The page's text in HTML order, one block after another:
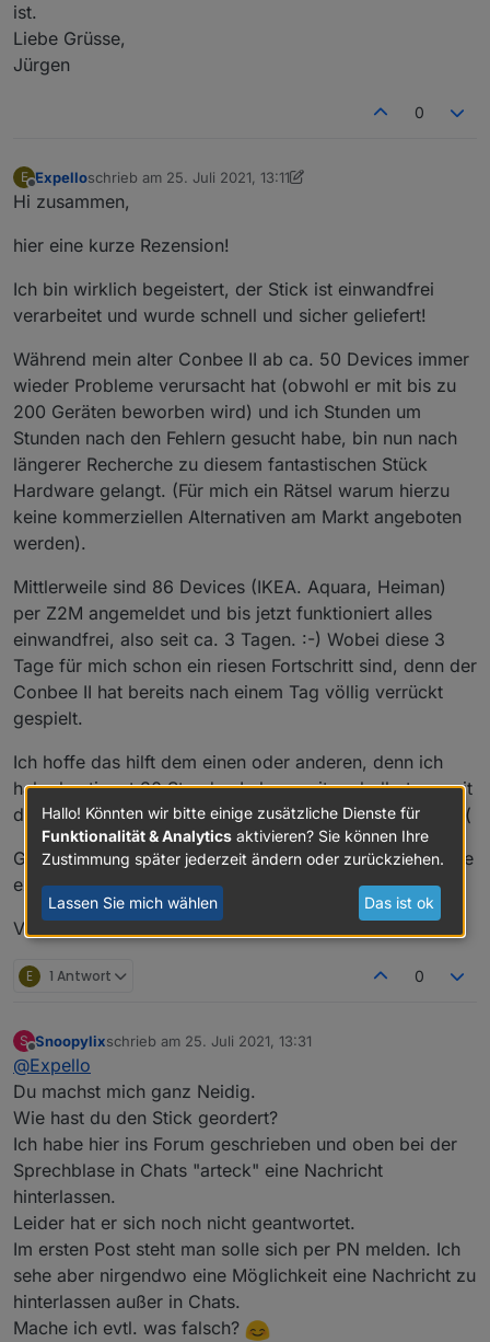
ist.
Liebe Grüsse,
Jürgen
0
E Expelloschrieb am 25. Juli 2021, 13:11
zuletzt editiert von Expello
Hi zusammen,
hier eine kurze Rezension!
Ich bin wirklich begeistert, der Stick ist einwandfrei
verarbeitet und wurde schnell und sicher geliefert!
Während mein alter Conbee II ab ca. 50 Devices immer
wieder Probleme verursacht hat (obwohl er mit bis zu
200 Geräten beworben wird) und ich Stunden um
Stunden nach den Fehlern gesucht habe, bin nun nach
längerer Recherche zu diesem fantastischen Stück
Hardware gelangt. (Für mich ein Rätsel warum hierzu
keine kommerziellen Alternativen am Markt angeboten
werden).
Mittlerweile sind 86 Devices (IKEA. Aquara, Heiman)
per Z2M angemeldet und bis jetzt funktioniert alles
einwandfrei, also seit ca. 3 Tagen. :-) Wobei diese 3
Tage für mich schon ein riesen Fortschritt sind, denn der
Conbee II hat bereits nach einem Tag völlig verrückt
gespielt.
Ich hoffe das hilft dem einen oder anderen, denn ich
habe bestimmt 30 Stunden Lebenszeit verballert um mit
dem Conbee II eine Lösung zu finden...VERGEBENS! :-(
Ganz lieben Dank an arteck...schön das solche Projekte
existieren!
VG
E 1 Antwort 0
S
Offline
Snoopylixschrieb am 25. Juli 2021, 13:31
zuletzt editiert von
@Expello
Du machst mich ganz Neidig.
Wie hast du den Stick geordert?
Ich habe hier ins Forum geschrieben und oben bei der
Sprechblase in Chats "arteck" eine Nachricht
hinterlassen.
Leider hat er sich noch nicht geantwortet.
Im ersten Post steht man solle sich per PN melden. Ich
sehe aber nirgendwo eine Möglichkeit eine Nachricht zu
hinterlassen außer in Chats.
Mache ich evtl. was falsch?
Hallo! Könnten wir bitte einige zusätzliche Dienste für
Funktionalität & Analytics aktivieren? Sie können Ihre
Zustimmung später jederzeit ändern oder zurückziehen.
Lassen Sie mich wählen Das ist ok